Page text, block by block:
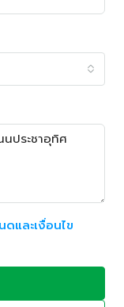
และเงื่อนไข